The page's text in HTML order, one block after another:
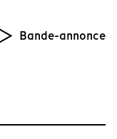
Bande-annonce